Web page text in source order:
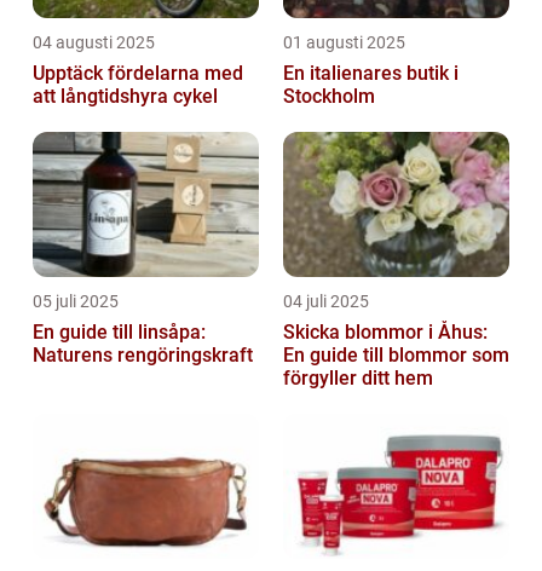
04 augusti 2025
Upptäck fördelarna med
att långtidshyra cykel
01 augusti 2025
En italienares butik i
Stockholm
05 juli 2025
En guide till linsåpa:
Naturens rengöringskraft
04 juli 2025
Skicka blommor i Åhus:
En guide till blommor som
förgyller ditt hem